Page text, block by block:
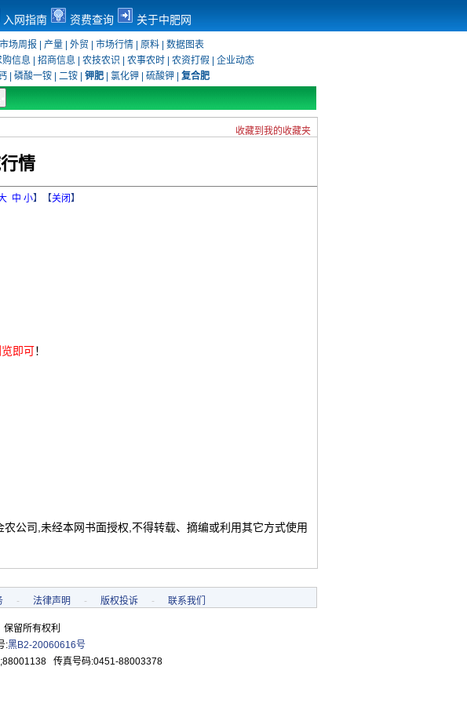
入网指南 资费查询 关于中肥网
市场周报 产量| 外贸 市场行情| 原料| 数据图表
购信息 招商信息 农技农识 农事农时 农资打假
企业动态
磷酸一铵 二铵 钾肥 氯化钾 硫酸钾
复合肥
收藏到我的收藏夹
情
中 小】【关闭】
即可！
公司,未经本网书面授权,不得转载、摘编或利用其它方式使用
- 法律声明 - 版权投诉 - 联系我们
留所有权利
:黑B2-20060616号
传真号码:0451-88003378